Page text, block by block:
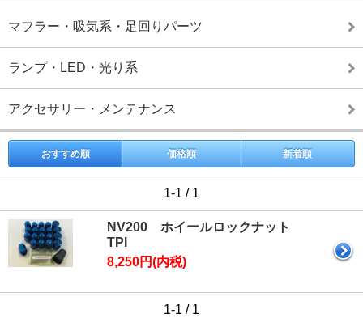
マフラー・吸気系・足回りパーツ
ランプ・LED・光り系
アクセサリー・メンテナンス
おすすめ順 価格順 新着順
1-1 / 1
NV200 ホイールロックナット
TPI
8,250円(内税)
1-1 / 1